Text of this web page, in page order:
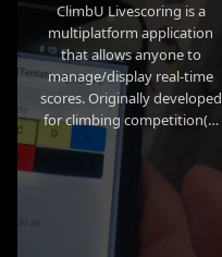
ClimbU Livescoring is a
multiplatform application
that allows anyone to
manage/display real-time
scores. Originally developed
for climbing competition(…